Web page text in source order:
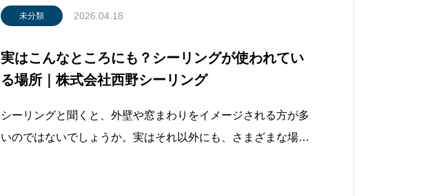
未分類 2026.04.18
実はこんなところにも？シーリングが使われてい
る場所｜株式会社西野シーリング
シーリングと聞くと、外壁や窓まわりをイメージされる方が多
いのではないでしょうか。実はそれ以外にも、さまざまな場所